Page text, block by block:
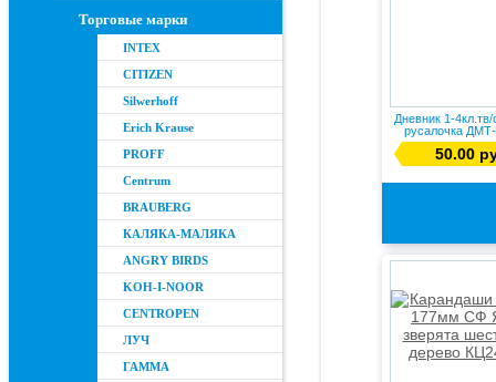
Торговые марки
INTEX
CITIZEN
Silwerhoff
Erich Krause
PROFF
Centrum
BRAUBERG
КАЛЯКА-МАЛЯКА
ANGRY BIRDS
KOH-I-NOOR
CENTROPEN
ЛУЧ
ГАММА
Дневник 1-
русалочка
50.00